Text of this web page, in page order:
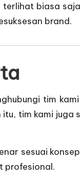
biasa
brand.
tim
itu, tim kami juga
sesuai
profesional.